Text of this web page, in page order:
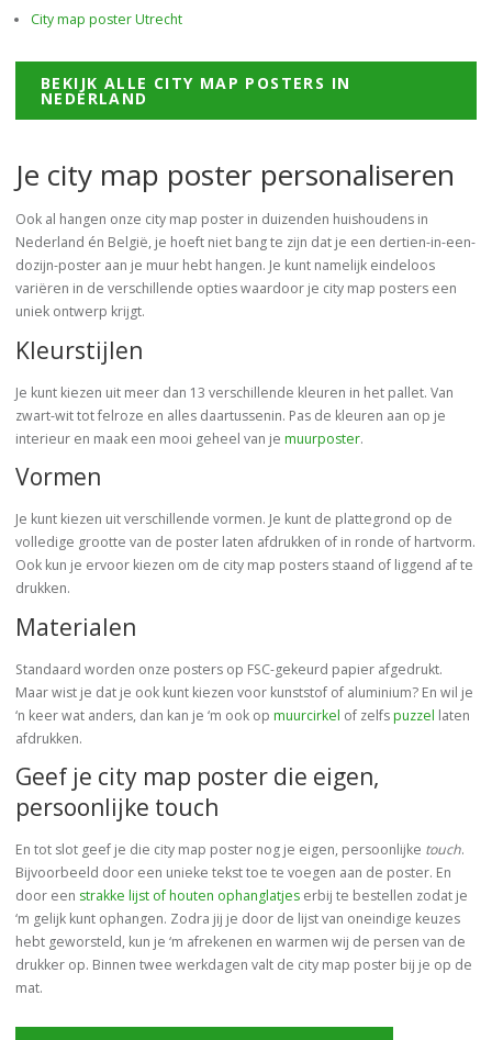
City map poster Utrecht
BEKIJK ALLE CITY MAP POSTERS IN
NEDERLAND
Je city map poster personaliseren
Ook al hangen onze city map poster in duizenden huishoudens in
Nederland én België, je hoeft niet bang te zijn dat je een dertien-in-een-
dozijn-poster aan je muur hebt hangen. Je kunt namelijk eindeloos
variëren in de verschillende opties waardoor je city map posters een
uniek ontwerp krijgt.
Kleurstijlen
Je kunt kiezen uit meer dan 13 verschillende kleuren in het pallet. Van
zwart-wit tot felroze en alles daartussenin. Pas de kleuren aan op je
interieur en maak een mooi geheel van je muurposter.
Vormen
Je kunt kiezen uit verschillende vormen. Je kunt de plattegrond op de
volledige grootte van de poster laten afdrukken of in ronde of hartvorm.
Ook kun je ervoor kiezen om de city map posters staand of liggend af te
drukken.
Materialen
Standaard worden onze posters op FSC-gekeurd papier afgedrukt.
Maar wist je dat je ook kunt kiezen voor kunststof of aluminium? En wil je
‘n keer wat anders, dan kan je ‘m ook op muurcirkel of zelfspuzzel laten
afdrukken.
Geef je city map poster die eigen,
persoonlijke touch
En tot slot geef je die city map poster nog je eigen, persoonlijke touch.
Bijvoorbeeld door een unieke tekst toe te voegen aan de poster. En
door een strakke lijst of houten ophanglatjes erbij te bestellen zodat je
‘m gelijk kunt ophangen. Zodra jij je door de lijst van oneindige keuzes
hebt geworsteld, kun je ‘m afrekenen en warmen wij de persen van de
drukker op. Binnen twee werkdagen valt de city map poster bij je op de
mat.